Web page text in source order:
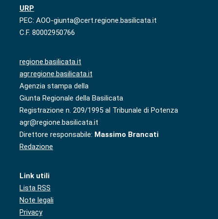
URP
PEC: AOO-giunta@cert.regione.basilicata.it
C.F. 80002950766
regione.basilicata.it
agr.regione.basilicata.it
Agenzia stampa della
Giunta Regionale della Basilicata
Registrazione n. 209/1995 al Tribunale di Potenza
agr@regione.basilicata.it
Direttore responsabile: Massimo Brancati
Redazione
Link utili
Lista RSS
Note legali
Privacy